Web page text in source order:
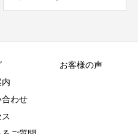
内
合わせ
お客様の声